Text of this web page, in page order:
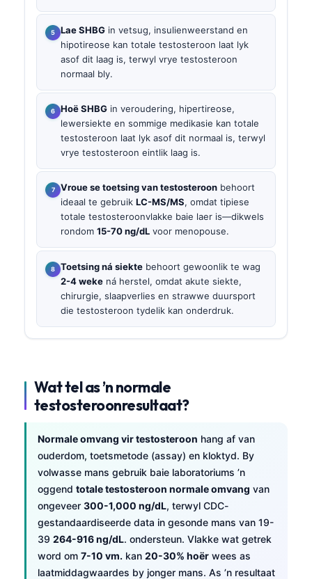
Lae SHBG in vetsug, insulienweerstand en
hipotireose kan totale testosteroon laat lyk
asof dit laag is, terwyl vrye testosteroon
normaal bly.
Hoë SHBG in veroudering, hipertireose,
lewersiekte en sommige medikasie kan totale
testosteroon laat lyk asof dit normaal is, terwyl
vrye testosteroon eintlik laag is.
Vroue se toetsing van testosteroon behoort
ideaal te gebruik LC-MS/MS, omdat tipiese
totale testosteroonvlakke baie laer is—dikwels
rondom 15-70 ng/dL voor menopouse.
Toetsing ná siekte behoort gewoonlik te wag
2-4 weke ná herstel, omdat akute siekte,
chirurgie, slaapverlies en strawwe duursport
die testosteroon tydelik kan onderdruk.
Wat tel as ’n normale
testosteroonresultaat?
Normale omvang vir testosteroon hang af van
ouderdom, toetsmetode (assay) en kloktyd. By
volwasse mans gebruik baie laboratoriums ’n
oggend totale testosteroon normale omvang van
ongeveer 300-1,000 ng/dL, terwyl CDC-
gestandaardiseerde data in gesonde mans van 19-
39 264-916 ng/dL. ondersteun. Vlakke wat getrek
word om 7-10 vm. kan 20-30% hoër wees as
laatmiddagwaardes by jonger mans. As ’n resultaat